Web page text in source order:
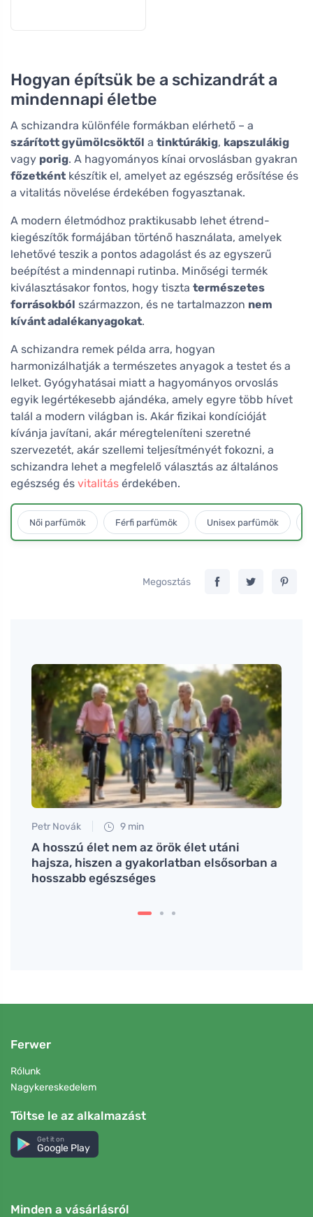
Hogyan építsük be a schizandrát a
mindennapi életbe
A schizandra különféle formákban elérhető – a
szárított gyümölcsöktől a tinktúrákig, kapszulákig
vagy porig. A hagyományos kínai orvoslásban gyakran
főzetként készítik el, amelyet az egészség erősítése és
a vitalitás növelése érdekében fogyasztanak.
A modern életmódhoz praktikusabb lehet étrend-
kiegészítők formájában történő használata, amelyek
lehetővé teszik a pontos adagolást és az egyszerű
beépítést a mindennapi rutinba. Minőségi termék
kiválasztásakor fontos, hogy tiszta természetes
forrásokból származzon, és ne tartalmazzon nem
kívánt adalékanyagokat.
A schizandra remek példa arra, hogyan
harmonizálhatják a természetes anyagok a testet és a
lelket. Gyógyhatásai miatt a hagyományos orvoslás
egyik legértékesebb ajándéka, amely egyre több hívet
talál a modern világban is. Akár fizikai kondícióját
kívánja javítani, akár méregteleníteni szeretné
szervezetét, akár szellemi teljesítményét fokozni, a
schizandra lehet a megfelelő választás az általános
egészség és vitalitás érdekében.
Női parfümök Férfi parfümök Unisex parfümök
Megosztás
Petr Novák 9 min
A hosszú élet nem az örök élet utáni
hajsza, hiszen a gyakorlatban elsősorban a
hosszabb egészséges
Ferwer
Rólunk
Nagykereskedelem
Töltse le az alkalmazást
Get it on
Google Play
Minden a vásárlásról